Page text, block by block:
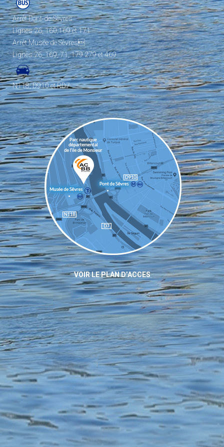
Arrêt Pont-de-Sèvres
Lignes 26, 160,169 et 171
Arrêt Musée de Sèvres
Lignes 26, 169, 71, 179 279 et 469
N118, D910 et RD7
VOIR LE PLAN D’ACCES